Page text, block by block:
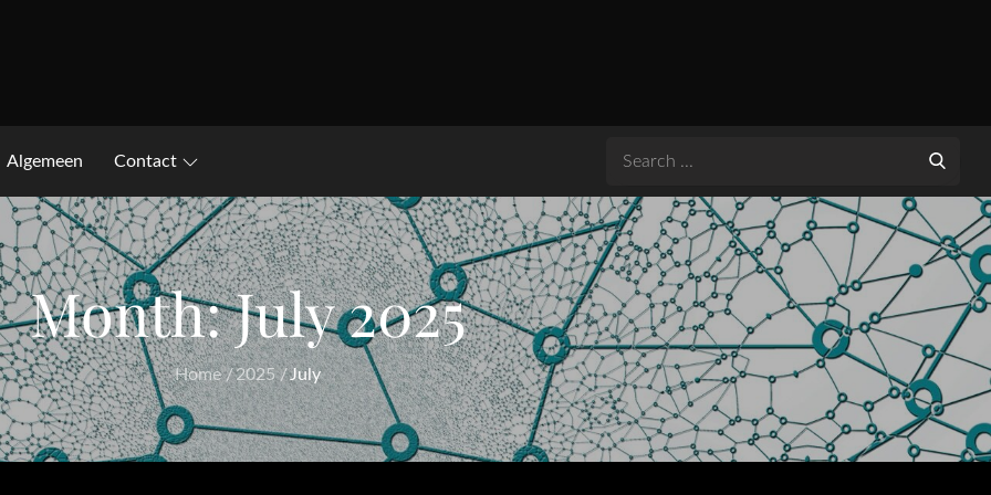
Algemeen Contact
Search
Month:July 2025
Home 2025 July